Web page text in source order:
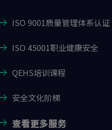
ISO 9001质量管理体系认证
ISO 45001职业健康安全
QEHS培训课程
安全文化阶梯
查看更多服务